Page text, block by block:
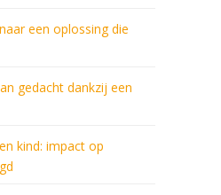
een oplossing die
gedacht dankzij een
kind: impact op